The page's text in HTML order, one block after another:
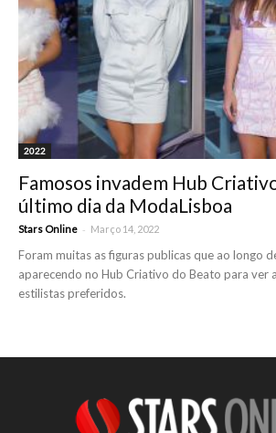
2022
Famosos invadem Hub
último dia da ModaLisboa
Stars Online - Março 14, 2022
Foram muitas as figuras publicas que ao longo
aparecendo no Hub Criativo do Beato para ver
estilistas preferidos.